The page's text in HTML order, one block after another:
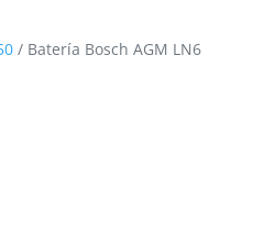
/ Batería Bosch AGM LN6